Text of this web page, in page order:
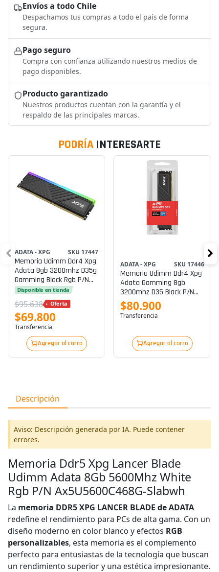
Envíos a todo Chile
Despachamos tus compras a todo el país de forma
segura.
Pago seguro
Compra con confianza utilizando nuestros medios de
pago disponibles.
Producto garantizado
Nuestros productos cuentan con la garantía y el
respaldo de las principales marcas.
PODRÍA INTERESARTE
ADATA - XPG SKU 17447
Memoria Udimm Ddr4 Xpg
Adata 8gb 3200mhz D35g
Gamming Black Rgb P/n
Ax4u32008g16a-Sbkd35g
Disponible en tienda
$95.638 Oferta
$69.800
Transferencia
Agregar al carro
ADATA - XPG SKU 17446
Memoria Udimm Ddr4 Xpg
Adata Gamming 8gb
3200mhz D35 Black P/n
Ax4u32008g16a-Sbkd35
$80.900
Transferencia
Agregar al carro
Descripción
Aviso: Descripción generada por IA. Puede contener
errores.
Memoria Ddr5 Xpg Lancer Blade
Udimm Adata 8Gb 5600Mhz White
Rgb P/N Ax5U5600C468G-Slabwh
La memoria DDR5 XPG LANCER BLADE de ADATA
redefine el rendimiento para PCs de alta gama. Con un
diseño moderno en color blanco y efectos RGB
personalizables, esta memoria es el complemento
perfecto para entusiastas de la tecnología que buscan
un rendimiento superior y una estética impresionante.